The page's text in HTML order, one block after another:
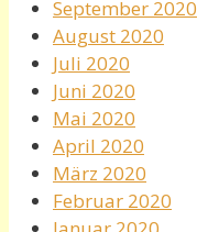
September 2020
August 2020
Juli 2020
Juni 2020
Mai 2020
April 2020
März 2020
Februar 2020